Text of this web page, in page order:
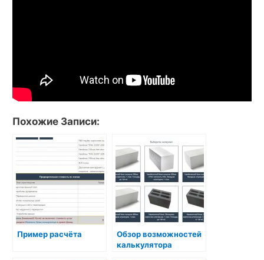
Похожие Записи:
Пример расчёта
Обзор возможностей
калькулятора